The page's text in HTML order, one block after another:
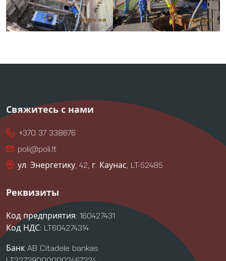
Свяжитесь с нами
+370 37 338676
poli@poli.lt
ул. Энергетику, 42, г. Каунас, LT-52485
Реквизиты
Код предприятия: 160427431
Код НДС: LT604274314
Банк AB Citadele bankas